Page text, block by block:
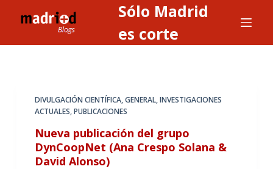
l
Sólo Madrid
es corte
DIVULGACIÓN CIENTÍFICA,GENERAL,INVESTIGACIONES
ACTUALES,PUBLICACIONES
Nueva publicación del grupo
DynCoopNet (Ana Crespo Solana &
David Alonso)